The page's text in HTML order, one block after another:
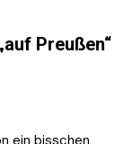
Preußen“